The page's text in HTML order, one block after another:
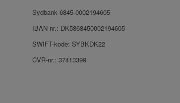
Sydbank 6845-0002194605
IBAN-nr.: DK5868450002194605
SWIFT-kode: SYBKDK22
CVR-nr.: 37413399